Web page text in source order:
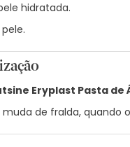
hidratada.
Eryplast Pasta de
de fralda, quando